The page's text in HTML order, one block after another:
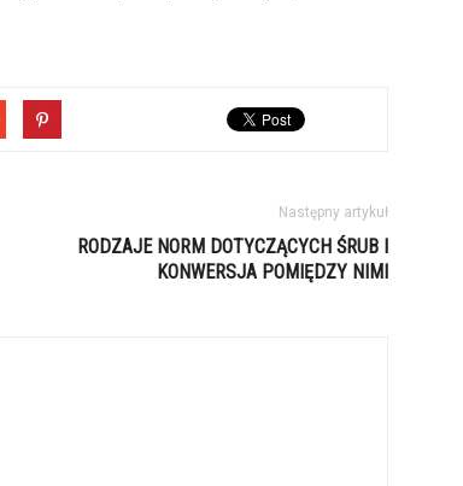
Następny artykuł
RODZAJE NORM DOTYCZĄCYCH ŚRUB I
KONWERSJA POMIĘDZY NIMI